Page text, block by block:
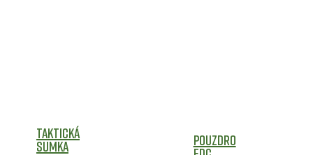
Taktická
Sumka Pouzdro